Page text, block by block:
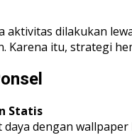
aktivitas dilakukan
Karena itu, strategi
Statis
daya dengan